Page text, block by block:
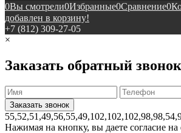
0Вы смотрели0Избранные0Сравнение0
добавлен в корзину!
+7 (812) 309-27-05
×
Заказать обратный звонок
Нажимая на кнопку, вы даете согласие на